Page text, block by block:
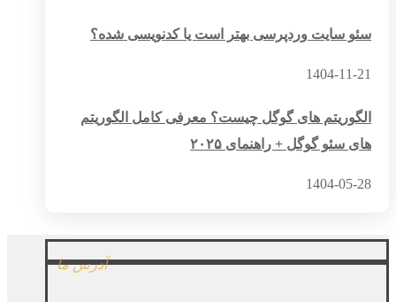
سئو سایت وردپرسی بهتر است یا کدنویسی شده؟
1404-11-21
الگوریتم های گوگل چیست؟ معرفی کامل الگوریتم
های سئو گوگل + راهنمای ۲۰۲۵
1404-05-28
آدرس ما